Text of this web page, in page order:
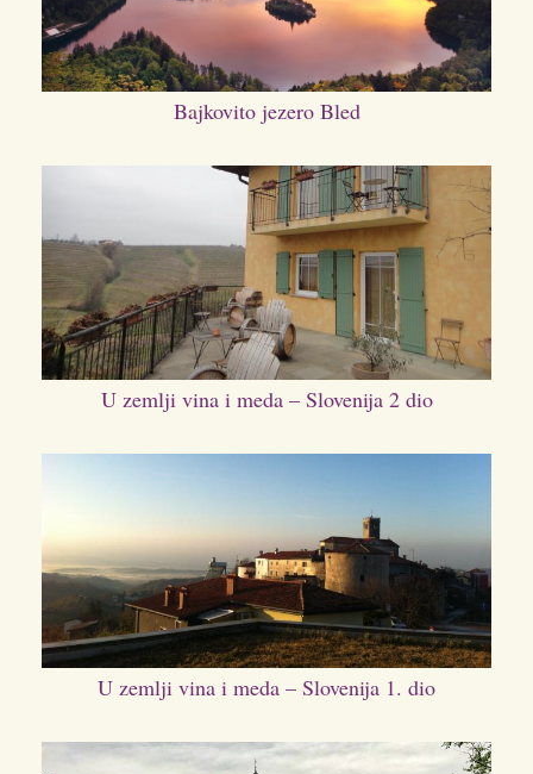
Bajkovito jezero Bled
U zemlji vina i meda – Slovenija 2 dio
U zemlji vina i meda – Slovenija 1. dio